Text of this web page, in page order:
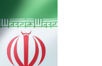
подписка